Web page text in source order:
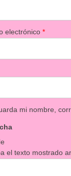
electrónico*
mi nombre,
el texto mostrado